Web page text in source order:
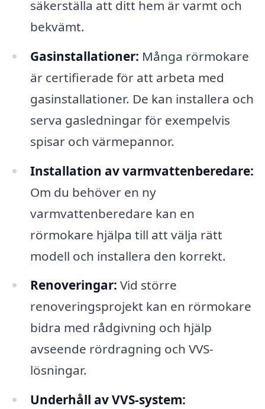
säkerställa att ditt hem är varmt och
bekvämt.
Gasinstallationer: Många rörmokare
är certifierade för att arbeta med
gasinstallationer. De kan installera och
serva gasledningar för exempelvis
spisar och värmepannor.
Installation av varmvattenberedare:
Om du behöver en ny
varmvattenberedare kan en
rörmokare hjälpa till att välja rätt
modell och installera den korrekt.
Renoveringar: Vid större
renoveringsprojekt kan en rörmokare
bidra med rådgivning och hjälp
avseende rördragning och VVS-
lösningar.
Underhåll av VVS-system: